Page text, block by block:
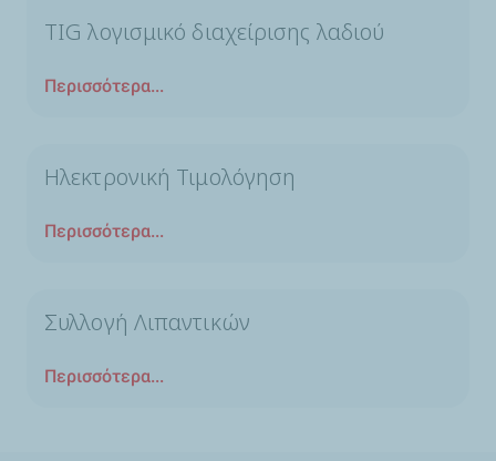
TIG λογισμικό διαχείρισης λαδιού
Περισσότερα...
Ηλεκτρονική Τιμολόγηση
Περισσότερα...
Συλλογή Λιπαντικών
Περισσότερα...